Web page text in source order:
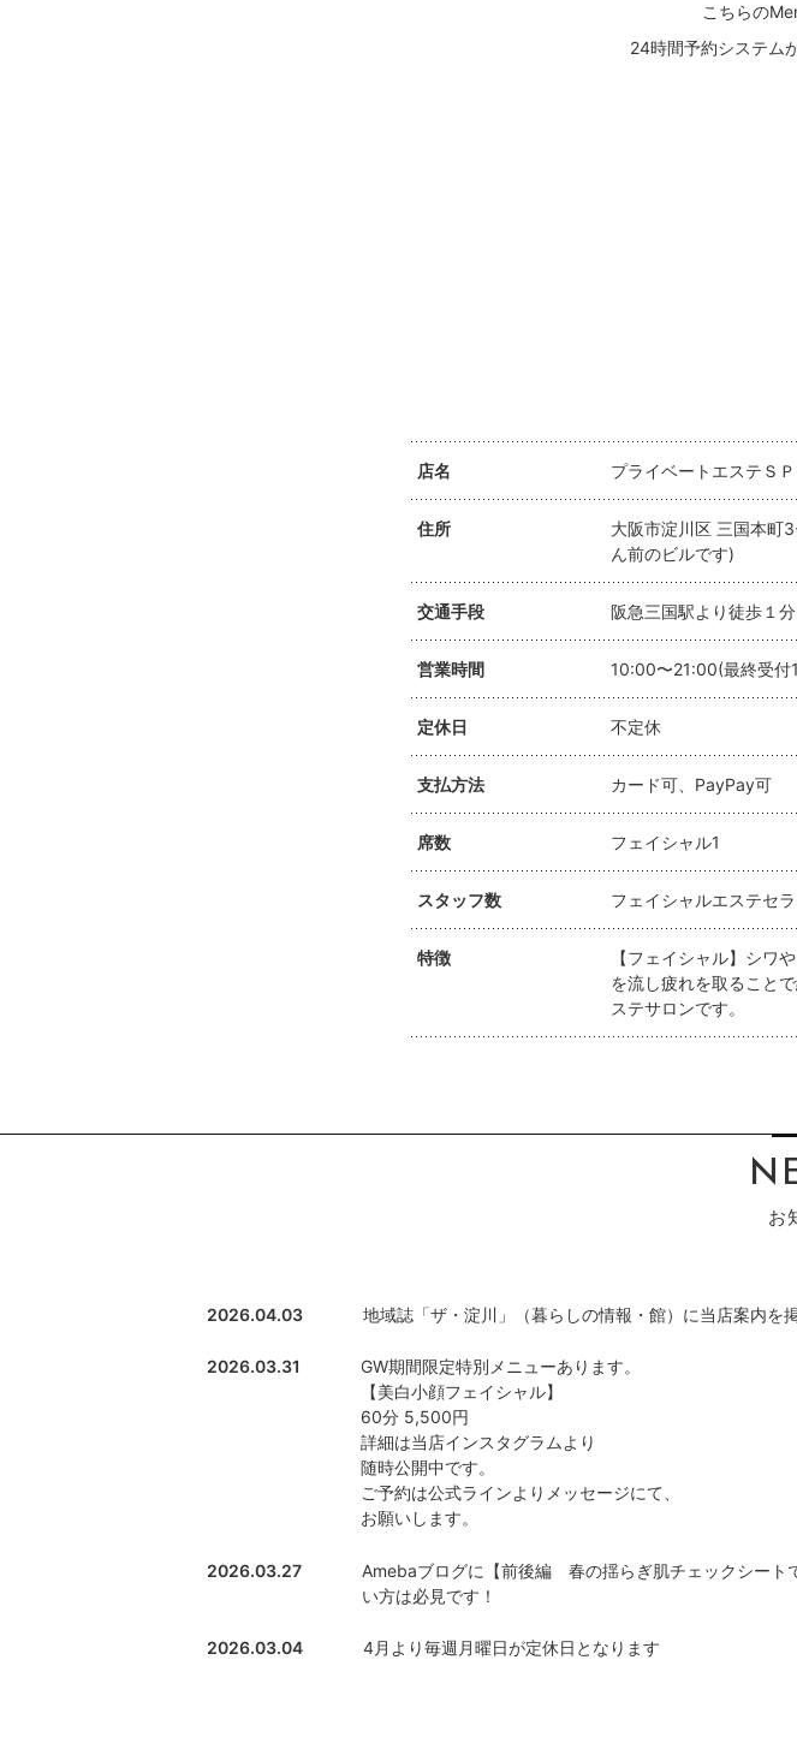
こちらの
24時間予約システム
店名 プライベートエステＳＰ
住所
大阪市淀川区 三国本
ん前のビルです)
交通手段 阪急三国駅より徒歩１
営業時間 10:00〜21:00(最終受付
定休日 不定休
支払方法 カード可、PayPay可
席数 フェイシャル1
スタッフ数 フェイシャルエステセ
特徴
【フェイシャル】シワ
を流し疲れを取ること
ステサロンです。
2026.04.03 地域誌「ザ・淀川」（暮らしの情報・館）に当店案内を
2026.03.31
GW期間限定特別メニューあります。
【美白小顔フェイシャル】
60分 5,500円
詳細は当店インスタグラムより
随時公開中です。
ご予約は公式ラインよりメッセージにて、
お願いします。
2026.03.27
Amebaブログに【前後編 春の揺らぎ肌チェックシート
い方は必見です！
2026.03.04 4月より毎週月曜日が定休日となります